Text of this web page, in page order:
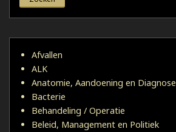
Afvallen
ALK
Anatomie, Aandoening en Diagnose
Bacterie
Behandeling / Operatie
Beleid, Management en Politiek